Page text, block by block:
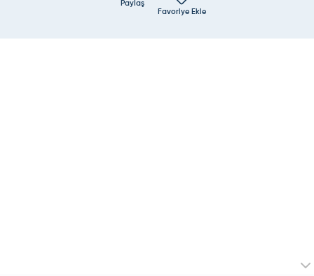
Paylaş
Favoriye Ekle